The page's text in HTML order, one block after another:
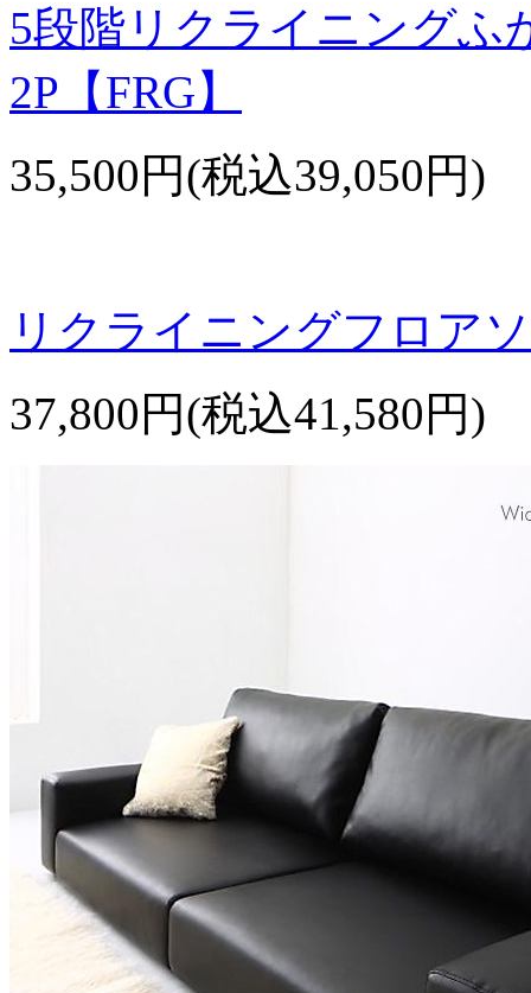
5段階リクライニングふ
2P【FRG】
35,500円(税込39,050円)
リクライニングフロア
37,800円(税込41,580円)